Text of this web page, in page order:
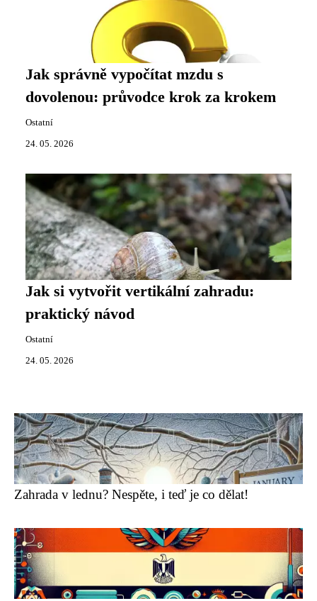
Jak správně vypočítat mzdu s
dovolenou: průvodce krok za krokem
Ostatní
24. 05. 2026
Jak si vytvořit vertikální zahradu:
praktický návod
Ostatní
24. 05. 2026
Zahrada v lednu? Nespěte, i teď je co dělat!